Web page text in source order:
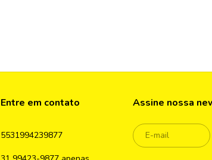
Entre em contato
5531994239877
Assine nossa